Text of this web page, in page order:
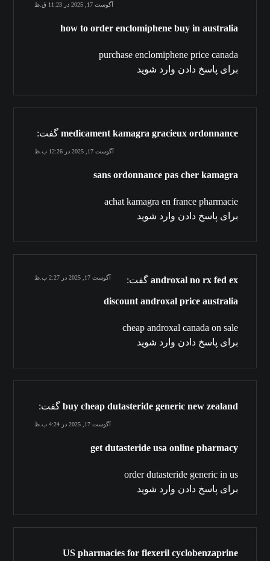
آگوست 17, 2025 در 11:23 ق.ظ
how to order enclomiphene buy in australia
purchase enclomiphene price canada
برای پاسخ دادن وارد شوید
medicament kamagra gracieux ordonnance گفت:
آگوست 17, 2025 در 12:26 ب.ظ
sans ordonnance pas cher kamagra
achat kamagra en france pharmacie
برای پاسخ دادن وارد شوید
androxal no rx fed ex گفت: آگوست 17, 2025 در 2:27 ب.ظ
discount androxal price australia
cheap androxal canada on sale
برای پاسخ دادن وارد شوید
buy cheap dutasteride generic new zealand گفت:
آگوست 17, 2025 در 4:24 ب.ظ
get dutasteride usa online pharmacy
order dutasteride generic in us
برای پاسخ دادن وارد شوید
US pharmacies for flexeril cyclobenzaprine